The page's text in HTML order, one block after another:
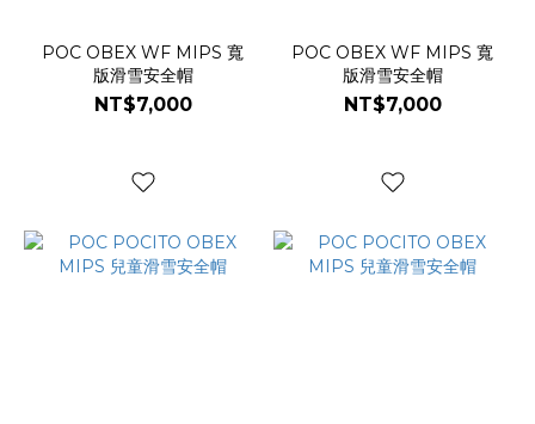
POC OBEX WF MIPS 寬
版滑雪安全帽
NT$7,000
POC OBEX WF MIPS 寬
版滑雪安全帽
NT$7,000